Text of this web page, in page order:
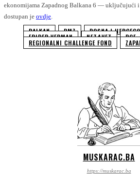
ekonomijama Zapadnog Balkana 6 — uključujući
dostupan je ovdje.
BALKAN BMZ BOSNA I
FRIDER VERMAN NET4VET RCF
REGIONALNI CHALLENGE FOND
MUSKARAC.BA
https://muskarac.ba